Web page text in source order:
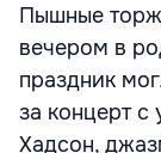
Пышные
вечером в
праздник
за концерт
Хадсон,